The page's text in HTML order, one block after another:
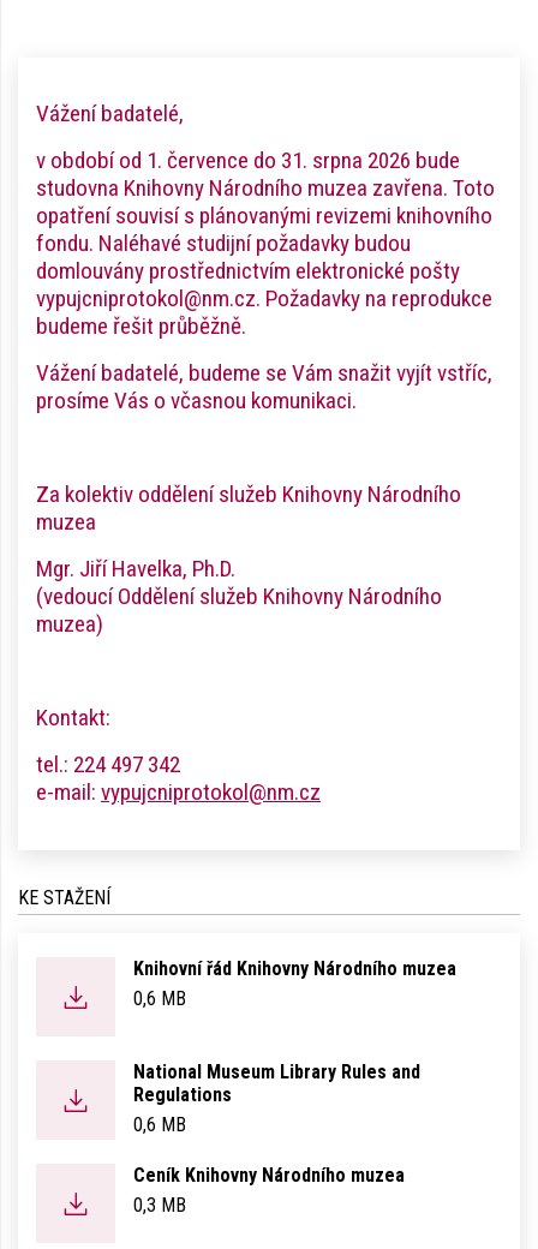
Vážení badatelé,
v období od 1. července do 31. srpna 2026 bude
studovna Knihovny Národního muzea zavřena. Toto
opatření souvisí s plánovanými revizemi knihovního
fondu. Naléhavé studijní požadavky budou
domlouvány prostřednictvím elektronické pošty
vypujcniprotokol@nm.cz. Požadavky na reprodukce
budeme řešit průběžně.
Vážení badatelé, budeme se Vám snažit vyjít vstříc,
prosíme Vás o včasnou komunikaci.
Za kolektiv oddělení služeb Knihovny Národního
muzea
Mgr. Jiří Havelka, Ph.D.
(vedoucí Oddělení služeb Knihovny Národního
muzea)
Kontakt:
tel.: 224 497 342
e-mail: vypujcniprotokol@nm.cz
KE STAŽENÍ
Knihovní řád Knihovny Národního muzea
0,6 MB
National Museum Library Rules and
Regulations
0,6 MB
Ceník Knihovny Národního muzea
0,3 MB